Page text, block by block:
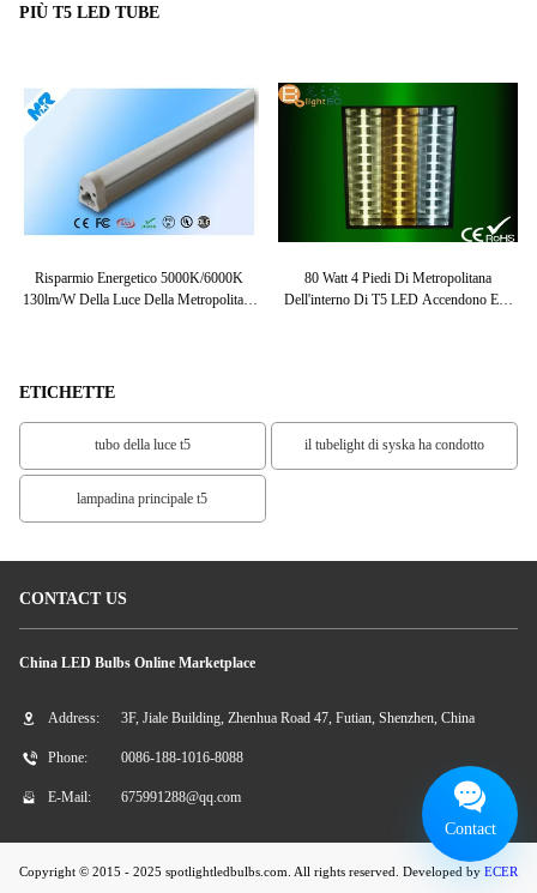
PIÙ T5 LED TUBE
Risparmio Energetico 5000K/6000K
130lm/w Della Luce Della Metropolitana
80 Watt 4 Piedi Di Metropolitana
Dell'interno Di T5 LED Accendono Eco
ETICHETTE
tubo della luce t5 il tubelight di syska ha condotto
lampadina principale t5
CONTACT US
China LED Bulbs Online Marketplace
Address: 3F, Jiale Building, Zhenhua Road 47, Futian, Shenzhen, China
Phone: 0086-188-1016-8088
E-Mail: 675991288@qq.com
Copyright © 2015 - 2025 spotlightledbulbs.com. All rights reserved. Developed by ECER
Contact